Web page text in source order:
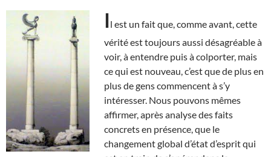
Il est un fait que, comme avant, cette
vérité est toujours aussi désagréable à
voir, à entendre puis à colporter, mais
ce qui est nouveau, c’est que de plus en
plus de gens commencent à s’y
intéresser. Nous pouvons mêmes
affirmer, après analyse des faits
concrets en présence, que le
changement global d’état d’esprit qui